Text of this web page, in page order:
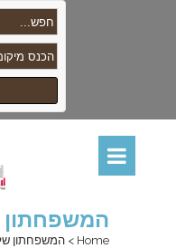
Home
> המשפחתון